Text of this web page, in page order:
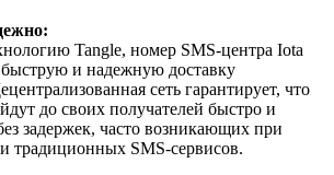
Tangle, номер SMS-центра Iota
быструю и надежную доставку
сеть гарантирует, что
до своих получателей быстро и
задержек, часто возникающих при
традиционных SMS-сервисов.